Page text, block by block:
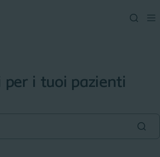
i tuoi pazienti